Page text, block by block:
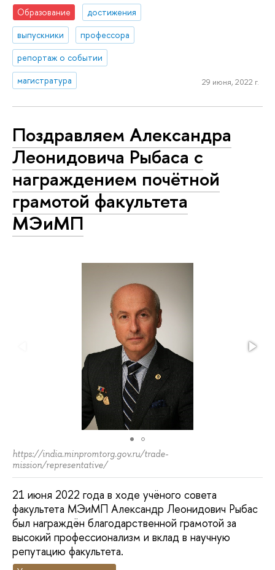
Образование
достижения
выпускники
профессора
репортаж о событии
магистратура
29 июня, 2022 г.
Поздравляем Александра
Леонидовича Рыбаса с
награждением почётной
грамотой факультета
МЭиМП
https://india.minpromtorg.gov.ru/trade-
mission/representative/
21 июня 2022 года в ходе учёного совета
факультета МЭиМП Александр Леонидович Рыбас
был награждён благодарственной грамотой за
высокий профессионализм и вклад в научную
репутацию факультета.